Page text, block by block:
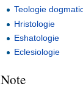
Teologie
Hristologie
Eshatologie
Eclesiologie
Note